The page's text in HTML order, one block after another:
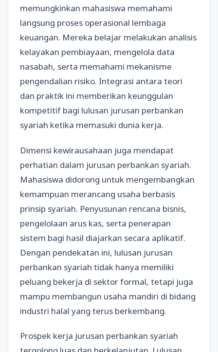
memungkinkan mahasiswa memahami
langsung proses operasional lembaga
keuangan. Mereka belajar melakukan analisis
kelayakan pembiayaan, mengelola data
nasabah, serta memahami mekanisme
pengendalian risiko. Integrasi antara teori
dan praktik ini memberikan keunggulan
kompetitif bagi lulusan jurusan perbankan
syariah ketika memasuki dunia kerja.
Dimensi kewirausahaan juga mendapat
perhatian dalam jurusan perbankan syariah.
Mahasiswa didorong untuk mengembangkan
kemampuan merancang usaha berbasis
prinsip syariah. Penyusunan rencana bisnis,
pengelolaan arus kas, serta penerapan
sistem bagi hasil diajarkan secara aplikatif.
Dengan pendekatan ini, lulusan jurusan
perbankan syariah tidak hanya memiliki
peluang bekerja di sektor formal, tetapi juga
mampu membangun usaha mandiri di bidang
industri halal yang terus berkembang.
Prospek kerja jurusan perbankan syariah